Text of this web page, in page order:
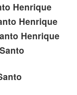
Henrique
Henrique
Henrique